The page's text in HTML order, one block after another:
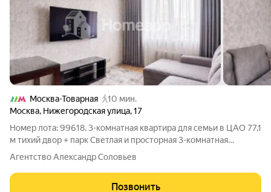
Москва-Товарная
10 мин.
Москва, Нижегородская улица,17
Номер лота: 99618. 3-комнатная квартира для семьи в ЦАО 77,1
м тихий двор + парк Светлая и просторная 3-комнатная
квартира 77,1 м в тёплом монолитно-кирпичном доме 2009
года на комфортном 7 этаже. Планировка продумана для
Агентство Александр Соловьев
Позвонить